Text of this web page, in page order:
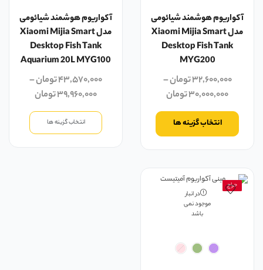
آکواریوم هوشمند شیائومی
مدل Xiaomi Mijia Smart
Desktop Fish Tank
MYG200
۳۲,۶۰۰,۰۰۰تومان–
۳۰,۰۰۰,۰۰۰تومان
انتخاب گزینه ها
آکواریوم هوشمند شیائومی
مدل Xiaomi Mijia Smart
Desktop Fish Tank
Aquarium 20L MYG100
۴۳,۵۷۰,۰۰۰تومان–
۳۹,۹۶۰,۰۰۰تومان
انتخاب گزینه ها
حراج
در انبار
موجود نمی
باشد